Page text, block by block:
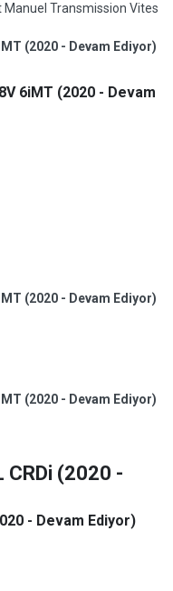
Transmission Vites
(2020 - Devam Ediyor)
6iMT (2020 - Devam
(2020 - Devam Ediyor)
(2020 - Devam Ediyor)
CRDi (2020 -
- Devam Ediyor)